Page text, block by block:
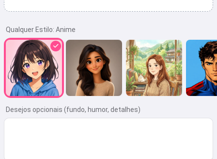
Qualquer Estilo: Anime
Desejos opcionais (fundo, humor, detalhes)